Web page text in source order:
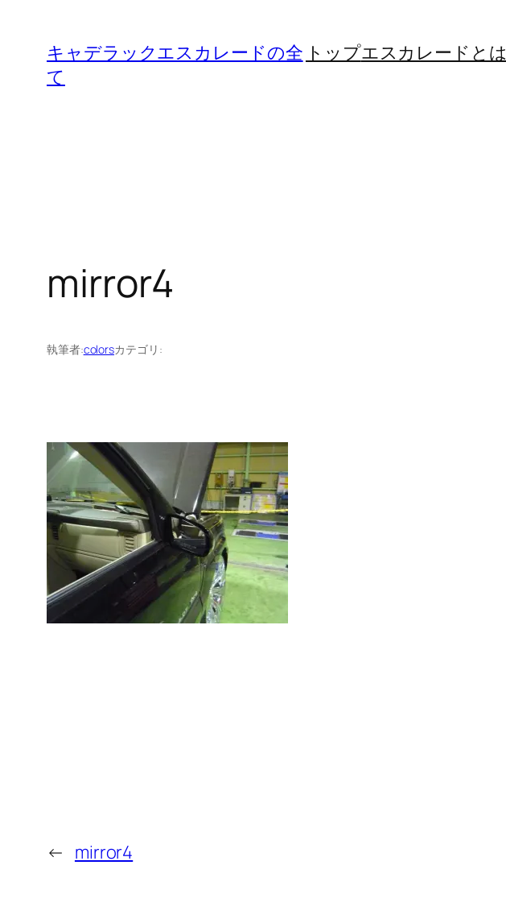
キャデラックエスカレードの全
て
トップエスカレードとは
mirror4
執筆者:colorsカテゴリ:
← mirror4